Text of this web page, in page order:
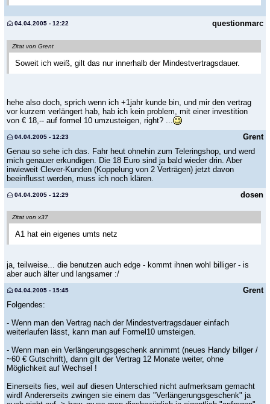
questionmarc
04.04.2005 - 12:22
Zitat von Grent
Soweit ich weiß, gilt das nur innerhalb der Mindestvertragsdauer.
hehe also doch, sprich wenn ich +1jahr kunde bin, und mir den vertrag
vor kurzem verlängert hab, hab ich kein problem, mit einer investition
von € 18,-- auf formel 10 umzusteigen, right? ...
Grent
04.04.2005 - 12:23
Genau so sehe ich das. Fahr heut ohnehin zum Teleringshop, und werd
mich genauer erkundigen. Die 18 Euro sind ja bald wieder drin. Aber
inwieweit Clever-Kunden (Koppelung von 2 Verträgen) jetzt davon
beeinflusst werden, muss ich noch klären.
dosen
04.04.2005 - 12:29
Zitat von x37
A1 hat ein eigenes umts netz
ja, teilweise... die benutzen auch edge - kommt ihnen wohl billiger - is
aber auch älter und langsamer :/
Grent
04.04.2005 - 15:45
Folgendes:
- Wenn man den Vertrag nach der Mindestvertragsdauer einfach
weiterlaufen lässt, kann man auf Formel10 umsteigen.
- Wenn man ein Verlängerungsgeschenk annimmt (neues Handy billger /
~60 € Gutschrift), dann gilt der Vertrag 12 Monate weiter, ohne
Möglichkeit auf Wechsel !
Einerseits fies, weil auf diesen Unterschied nicht aufmerksam gemacht
wird! Andererseits zwingen sie einem das "Verlängerungsgeschenk" ja